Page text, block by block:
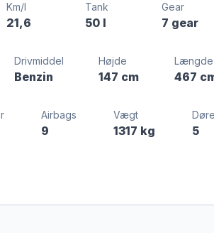
Km/l
21,6
Tank
50 l
Gear
7 gear
Drivmiddel
Benzin
Højde
147 cm
Længde
467
Airbags
9
Vægt
1317 kg 5